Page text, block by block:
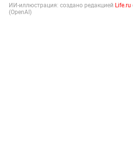
ИИ-иллюстрация: создано редакцией Life.ru
(OpenAI)